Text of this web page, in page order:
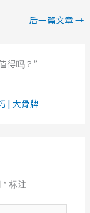
后一篇文章→
得吗？”
| 大骨牌
*标注